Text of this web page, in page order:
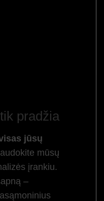
pradžia
jūsų
mūsų
įrankiu.
–